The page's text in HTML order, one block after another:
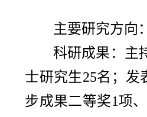
主要研究方向：
科研成果： 主
士研究生25名；发
步成果二等奖1项